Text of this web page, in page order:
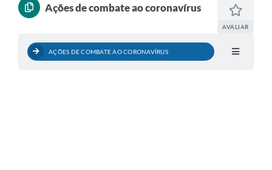
Transparência
Publicações
Ações de combate ao coronavírus
AVALIAR
AÇÕES DE COMBATE AO CORONAVÍRUS